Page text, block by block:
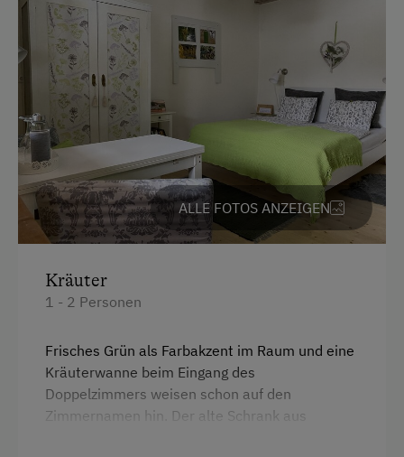
Tennisplatz
Wandern
Seminar-Dienstleistungen
Flipcharts
LCD-Projektor
Zusätzliche Ausstattungsmerkmale
Großzügiger, bepflanzter, ruhiger Innenhof mit
Terrassenplätzen
ALLE FOTOS ANZEIGEN
Kräuter
1 - 2 Personen
Frisches Grün als Farbakzent im Raum und eine
Kräuterwanne beim Eingang des
Doppelzimmers weisen schon auf den
Zimmernamen hin. Der alte Schrank aus